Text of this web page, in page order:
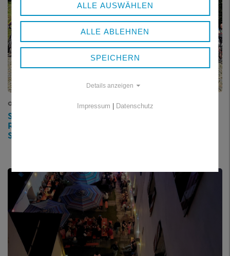
02.07.2026
SONNE STATT GEWITTER: FEIERABEND-
RADLTOUR BRINGT GENERATIONEN BEI BESTEM
SOMMERWETTER ZUSAMMEN
ALLE AUSWÄHLEN
ALLE ABLEHNEN
SPEICHERN
Details anzeigen
Impressum | Datenschutz